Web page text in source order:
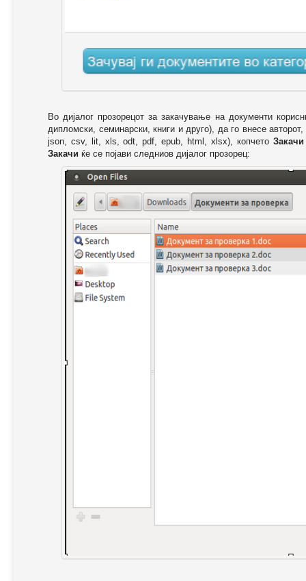
Во дијалог прозорецот за закачување на документи
дипломски, семинарски, книги и друго), да го внесе
json, csv, lit, xls, odt, pdf, epub, html, xlsx), копчето Закачи
Закачи ќе се појави следниов дијалог прозорец: